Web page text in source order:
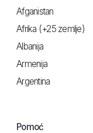
Afganistan
Afrika (+25 zemlje)
Albanija
Armenija
Argentina
Pomoć